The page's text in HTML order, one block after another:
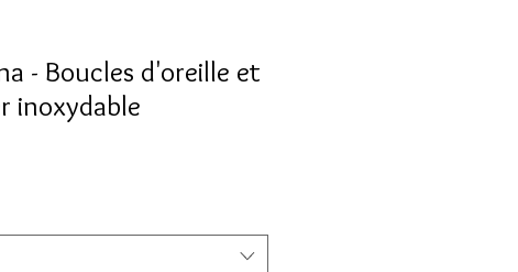
- Boucles d'oreille et
inoxydable